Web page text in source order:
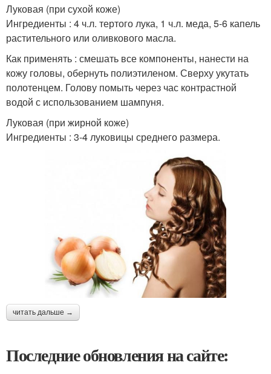
Луковая (при сухой коже)
Ингредиенты : 4 ч.л. тертого лука, 1 ч.л. меда, 5-6 капель
растительного или оливкового масла.
Как применять : смешать все компоненты, нанести на
кожу головы, обернуть полиэтиленом. Сверху укутать
полотенцем. Голову помыть через час контрастной
водой с использованием шампуня.
Луковая (при жирной коже)
Ингредиенты : 3-4 луковицы среднего размера.
читать дальше →
Последние обновления на сайте: